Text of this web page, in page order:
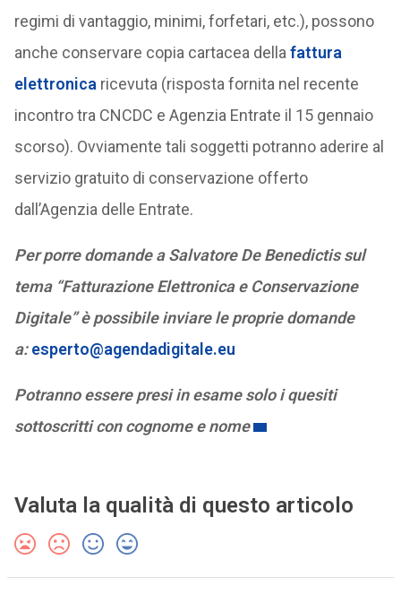
regimi di vantaggio, minimi, forfetari, etc.), possono
anche conservare copia cartacea della fattura
elettronica ricevuta (risposta fornita nel recente
incontro tra CNCDC e Agenzia Entrate il 15 gennaio
scorso). Ovviamente tali soggetti potranno aderire al
servizio gratuito di conservazione offerto
dall’Agenzia delle Entrate.
Per porre domande a Salvatore De Benedictis sul
tema “Fatturazione Elettronica e Conservazione
Digitale” è possibile inviare le proprie domande
a:esperto@agendadigitale.eu
Potranno essere presi in esame solo i quesiti
sottoscritti con cognome e nome
Valuta la qualità di questo articolo